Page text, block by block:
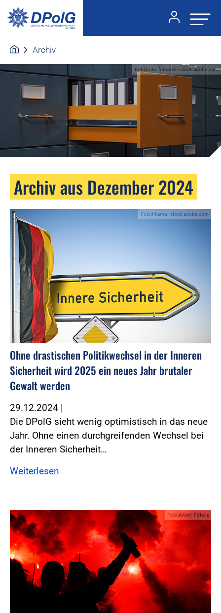
Archiv
Foto:Foto: fotomek - stock.adobe.com
Archiv aus Dezember 2024
Foto:hkama - stock.adobe.com
Ohne drastischen Politikwechsel in der Inneren
Sicherheit wird 2025 ein neues Jahr brutaler
Gewalt werden
29.12.2024 |
Die DPolG sieht wenig optimistisch in das neue
Jahr. Ohne einen durchgreifenden Wechsel bei
der Inneren Sicherheit…
Weiterlesen
Foto:Andrii_Fotolia